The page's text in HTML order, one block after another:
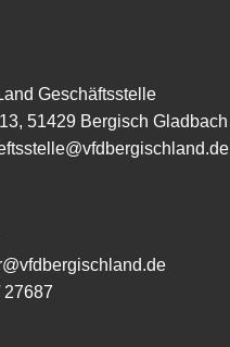
Geschäftsstelle
51429 Bergisch Gladbach
27687